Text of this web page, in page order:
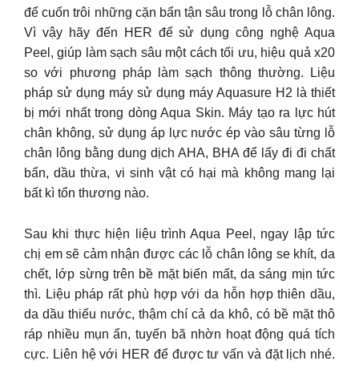
để cuốn trôi những cặn bẩn tận sâu trong lỗ chân lông.
Vì vậy hãy đến HER để sử dụng công nghệ Aqua
Peel, giúp làm sạch sâu một cách tối ưu, hiệu quả x20
so với phương pháp làm sạch thông thường. Liệu
pháp sử dụng máy sử dụng máy Aquasure H2 là thiết
bị mới nhất trong dòng Aqua Skin. Máy tạo ra lực hút
chân không, sử dụng áp lực nước ép vào sâu từng lỗ
chân lông bằng dung dịch AHA, BHA để lấy đi đi chất
bẩn, dầu thừa, vi sinh vật có hại mà không mang lại
bất kì tổn thương nào.
Sau khi thực hiện liệu trình Aqua Peel, ngay lập tức
chị em sẽ cảm nhận được các lỗ chân lông se khít, da
chết, lớp sừng trên bề mặt biến mất, da sáng mịn tức
thì. Liệu pháp rất phù hợp với da hỗn hợp thiên dầu,
da dầu thiếu nước, thậm chí cả da khô, có bề mặt thô
ráp nhiều mụn ẩn, tuyến bã nhờn hoạt động quá tích
cực. Liên hệ với HER để được tư vấn và đặt lịch nhé.